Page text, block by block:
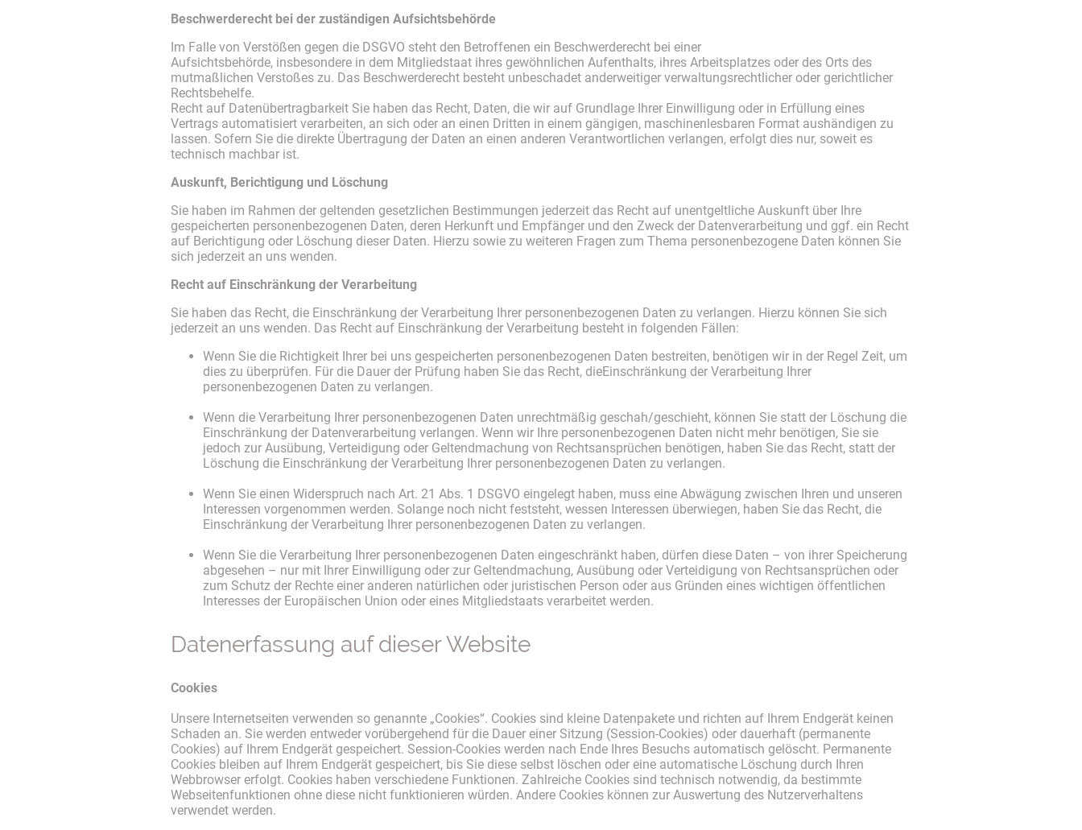
Beschwerderecht bei der zuständigen Aufsichtsbehörde
Im Falle von Verstößen gegen die DSGVO steht den Betroffenen ein Beschwerderecht bei einer
Aufsichtsbehörde, insbesondere in dem Mitgliedstaat ihres gewöhnlichen Aufenthalts, ihres Arbeitsplatzes oder des Orts des
mutmaßlichen Verstoßes zu. Das Beschwerderecht besteht unbeschadet anderweitiger verwaltungsrechtlicher oder gerichtlicher
Rechtsbehelfe.
Recht auf Datenübertragbarkeit Sie haben das Recht, Daten, die wir auf Grundlage Ihrer Einwilligung oder in Erfüllung eines
Vertrags automatisiert verarbeiten, an sich oder an einen Dritten in einem gängigen, maschinenlesbaren Format aushändigen zu
lassen. Sofern Sie die direkte Übertragung der Daten an einen anderen Verantwortlichen verlangen, erfolgt dies nur, soweit es
technisch machbar ist.
Auskunft, Berichtigung und Löschung
Sie haben im Rahmen der geltenden gesetzlichen Bestimmungen jederzeit das Recht auf unentgeltliche Auskunft über Ihre
gespeicherten personenbezogenen Daten, deren Herkunft und Empfänger und den Zweck der Datenverarbeitung und ggf. ein Recht
auf Berichtigung oder Löschung dieser Daten. Hierzu sowie zu weiteren Fragen zum Thema personenbezogene Daten können Sie
sich jederzeit an uns wenden.
Recht auf Einschränkung der Verarbeitung
Sie haben das Recht, die Einschränkung der Verarbeitung Ihrer personenbezogenen Daten zu verlangen. Hierzu können Sie sich
jederzeit an uns wenden. Das Recht auf Einschränkung der Verarbeitung besteht in folgenden Fällen:
Wenn Sie die Richtigkeit Ihrer bei uns gespeicherten personenbezogenen Daten bestreiten, benötigen wir in der Regel Zeit, um
dies zu überprüfen. Für die Dauer der Prüfung haben Sie das Recht, dieEinschränkung der Verarbeitung Ihrer
personenbezogenen Daten zu verlangen.
Wenn die Verarbeitung Ihrer personenbezogenen Daten unrechtmäßig geschah/geschieht, können Sie statt der Löschung die
Einschränkung der Datenverarbeitung verlangen. Wenn wir Ihre personenbezogenen Daten nicht mehr benötigen, Sie sie
jedoch zur Ausübung, Verteidigung oder Geltendmachung von Rechtsansprüchen benötigen, haben Sie das Recht, statt der
Löschung die Einschränkung der Verarbeitung Ihrer personenbezogenen Daten zu verlangen.
Wenn Sie einen Widerspruch nach Art. 21 Abs. 1 DSGVO eingelegt haben, muss eine Abwägung zwischen Ihren und unseren
Interessen vorgenommen werden. Solange noch nicht feststeht, wessen Interessen überwiegen, haben Sie das Recht, die
Einschränkung der Verarbeitung Ihrer personenbezogenen Daten zu verlangen.
Wenn Sie die Verarbeitung Ihrer personenbezogenen Daten eingeschränkt haben, dürfen diese Daten – von ihrer Speicherung
abgesehen – nur mit Ihrer Einwilligung oder zur Geltendmachung, Ausübung oder Verteidigung von Rechtsansprüchen oder
zum Schutz der Rechte einer anderen natürlichen oder juristischen Person oder aus Gründen eines wichtigen öffentlichen
Interesses der Europäischen Union oder eines Mitgliedstaats verarbeitet werden.
Datenerfassung auf dieser Website
Cookies
Unsere Internetseiten verwenden so genannte „Cookies“. Cookies sind kleine Datenpakete und richten auf Ihrem Endgerät keinen
Schaden an. Sie werden entweder vorübergehend für die Dauer einer Sitzung (Session-Cookies) oder dauerhaft (permanente
Cookies) auf Ihrem Endgerät gespeichert. Session-Cookies werden nach Ende Ihres Besuchs automatisch gelöscht. Permanente
Cookies bleiben auf Ihrem Endgerät gespeichert, bis Sie diese selbst löschen oder eine automatische Löschung durch Ihren
Webbrowser erfolgt. Cookies haben verschiedene Funktionen. Zahlreiche Cookies sind technisch notwendig, da bestimmte
Webseitenfunktionen ohne diese nicht funktionieren würden. Andere Cookies können zur Auswertung des Nutzerverhaltens
verwendet werden.